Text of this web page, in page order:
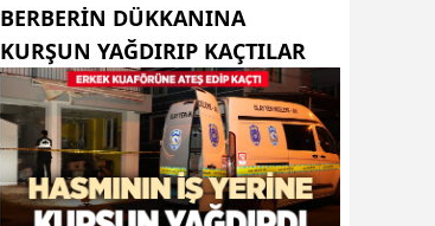
BERBERIN DÜKKANINA
KURŞUN YAĞDIRIP KAÇTILAR